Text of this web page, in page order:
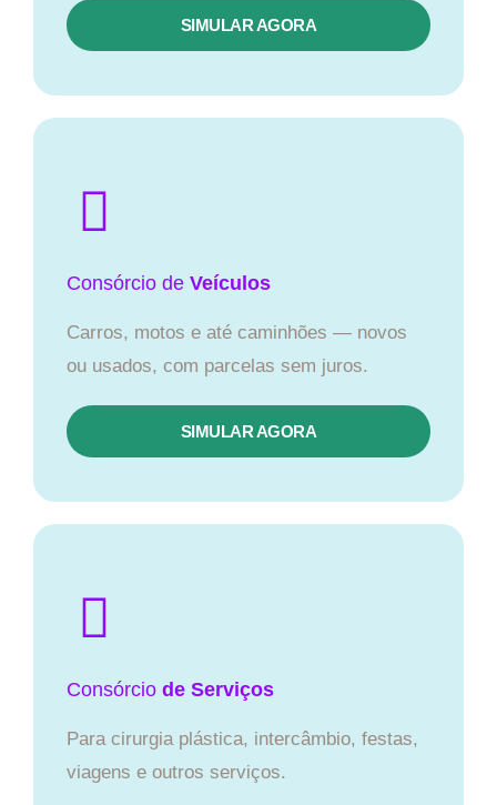
SIMULAR AGORA​
Consórcio de Veículos
Carros, motos e até caminhões — novos
ou usados, com parcelas sem juros.
SIMULAR AGORA
Consórcio de Serviços
Para cirurgia plástica, intercâmbio, festas,
viagens e outros serviços.